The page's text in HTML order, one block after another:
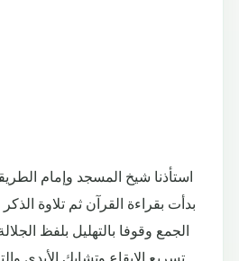
استأذنا شيخ المسجد وإمام
بدأت بقراءة القرآن ثم تلاوة
الجمع وقوفا بالتهليل بلفظ
تسريع الإيقاع وتشابك الأيدي